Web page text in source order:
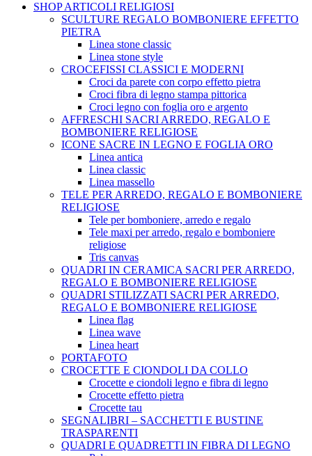
SHOP ARTICOLI RELIGIOSI
SCULTURE REGALO BOMBONIERE EFFETTO
PIETRA
Linea stone classic
Linea stone style
CROCEFISSI CLASSICI E MODERNI
Croci da parete con corpo effetto pietra
Croci fibra di legno stampa pittorica
Croci legno con foglia oro e argento
AFFRESCHI SACRI ARREDO, REGALO E
BOMBONIERE RELIGIOSE
ICONE SACRE IN LEGNO E FOGLIA ORO
Linea antica
Linea classic
Linea massello
TELE PER ARREDO, REGALO E BOMBONIERE
RELIGIOSE
Tele per bomboniere, arredo e regalo
Tele maxi per arredo, regalo e bomboniere
religiose
Tris canvas
QUADRI IN CERAMICA SACRI PER ARREDO,
REGALO E BOMBONIERE RELIGIOSE
QUADRI STILIZZATI SACRI PER ARREDO,
REGALO E BOMBONIERE RELIGIOSE
Linea flag
Linea wave
Linea heart
PORTAFOTO
CROCETTE E CIONDOLI DA COLLO
Crocette e ciondoli legno e fibra di legno
Crocette effetto pietra
Crocette tau
SEGNALIBRI – SACCHETTI E BUSTINE
TRASPARENTI
QUADRI E QUADRETTI IN FIBRA DI LEGNO